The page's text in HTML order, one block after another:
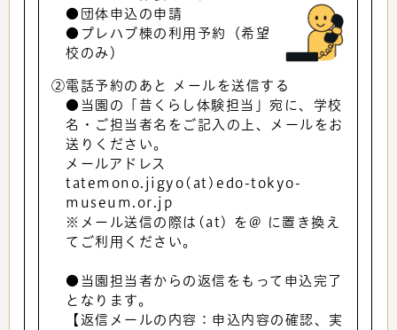
●団体申込の申請
●プレハブ棟の利用予約（希望
校のみ）
②電話予約のあと メールを送信する
●当園の「昔くらし体験担当」宛に、学校
名・ご担当者名をご記入の上、メールをお
送りください。
メールアドレス
tatemono.jigyo(at)edo-tokyo-
museum.or.jp
※メール送信の際は(at) を@ に置き換え
てご利用ください。
●当園担当者からの返信をもって申込完了
となります。
【返信メールの内容：申込内容の確認、実